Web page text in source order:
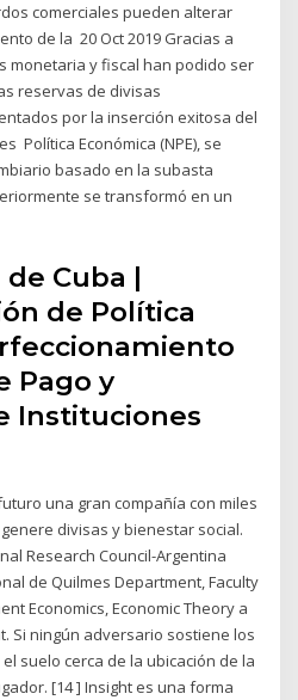
comerciales pueden alterar
de la 20 Oct 2019 Gracias a
monetaria y fiscal han podido ser
reservas de divisas
por la inserción exitosa del
Política Económica (NPE), se
basado en la subasta
se transformó en un
Cuba |
de Política
Pago y
Instituciones
una gran compañía con miles
divisas y bienestar social.
Research Council-Argentina
de Quilmes Department, Faculty
Economics, Economic Theory a
Si ningún adversario sostiene los
suelo cerca de la ubicación de la
[14 ] Insight es una forma